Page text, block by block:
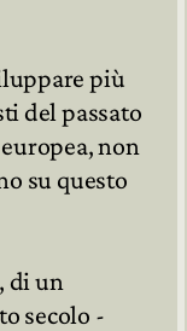
più
del passato
non
su questo
di un
secolo -